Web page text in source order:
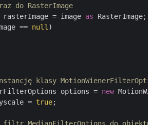
do RasterImage
rasterImage = image
as RasterImage;
== null )
klasy
options =
new
=
true;